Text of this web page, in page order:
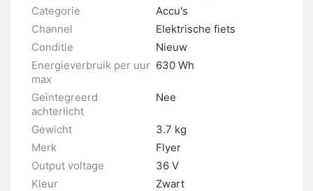
Categorie
Accu's
Channel
Elektrische fiets
Conditie
Nieuw
Energieverbruik per uur
max
630 Wh
Geïntegreerd
achterlicht
Nee
Gewicht
3.7 kg
Merk
Flyer
Output voltage
36 V
Kleur
Zwart